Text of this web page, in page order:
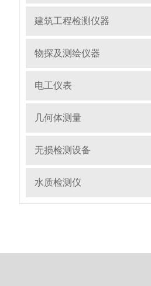
建筑工程检测仪器
物探及测绘仪器
电工仪表
几何体测量
无损检测设备
水质检测仪